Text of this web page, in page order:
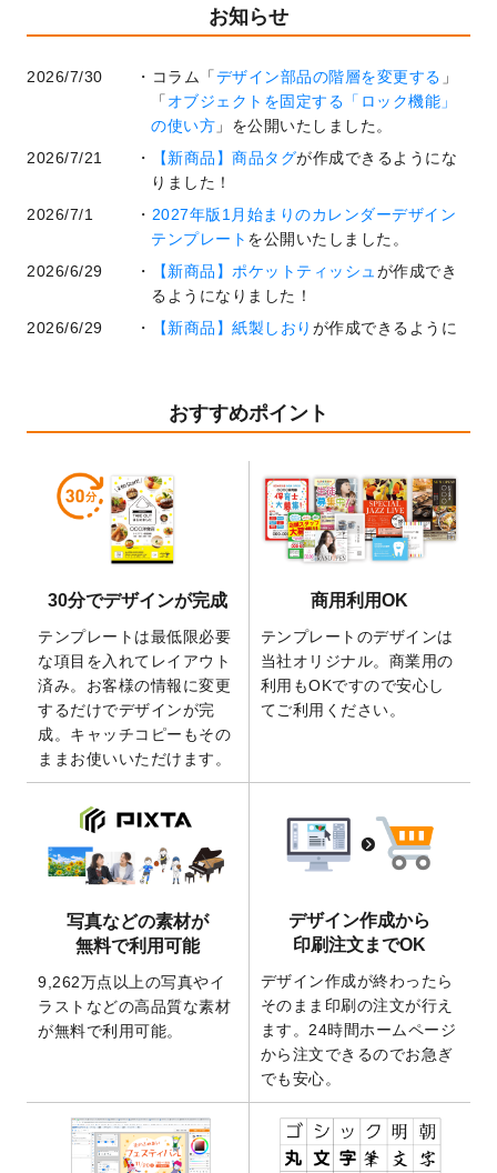
お知らせ
2026/7/30 コラム「デザイン部品の階層を変更する 」
「 オブジェクトを固定する「ロック機能」
の使い方 」を公開いたしました。
2026/7/21
【新商品】商品タグが作成できるようにな
りました！
2026/7/1
2027年版1月始まりのカレンダーデザイン
テンプレート を公開いたしました。
2026/6/29
【新商品】ポケットティッシュが作成でき
るようになりました！
2026/6/29
【新商品】紙製しおり が作成できるように
業効率を上げる便利な操作方法3選！
開いたしました。
暑中見舞いのデザインテンプレート
しました。
2026/5/28
【新商品】マグネットステッカーが作成で
きるようになりました！
の全4ステップを解説！」を公開いたしまし
た。
2026/4/23
コラム「 画像の配置・差し替え・トリミン
グ」「テンプレート間でパーツを流用する
方法」を公開いたしました。
2026/4/21
アクリルキーホルダーのデザインテンプレ
ート を追加いたしました。
りました！
2025/12/22
【新商品】アクリルキーホルダーが作成で
きるようになりました！
2025/12/22
2026年版4月始まりのカレンダーデザイン
テンプレート
を公開いたしました。
開いたしました。
2025/9/30
【新商品】クリアファイルバッグ が作成で
きるようになりました！
2026年午年の年賀状デザインテンプレート
を公開いたしました。
2025/9/10
喪中はがき・寒中見舞いのデザインテンプ
レートを公開いたしました。
おすすめポイント
30分でデザインが完成
テンプレートは最低限必要
な項目を入れてレイアウト
済み。お客様の情報に変更
するだけでデザインが完
成。キャッチコピーもその
ままお使いいただけます。
商用利用OK
テンプレートのデザインは
当社オリジナル。商業用の
利用もOKですので安心し
てご利用ください。
写真などの素材が
無料で利用可能
9,262万点以上の写真やイ
ラストなどの高品質な素材
が無料で利用可能。
デザイン作成から
印刷注文までOK
デザイン作成が終わったら
そのまま印刷の注文が行え
ます。24時間ホームページ
から注文できるのでお急ぎ
でも安心。